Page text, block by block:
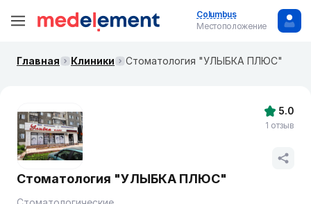
Columbus
Местоположение
Главная Клиники Стоматология "УЛЫБКА ПЛЮС"
Стоматология "УЛЫБКА ПЛЮС"
5.0
1 отзыв